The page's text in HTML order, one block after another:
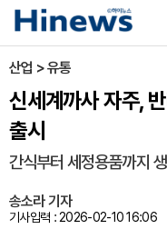
산업 > 유통
신세계까사 자주,
출시
간식부터 세정용품까지
송소라 기자
기사입력 : 2026-02-10 16:06